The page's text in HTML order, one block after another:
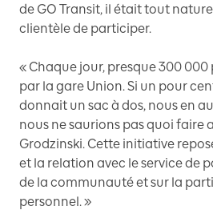
de GO Transit, il était tout
clientèle de participer.
« Chaque jour, presque 300
par la gare Union. Si un pour
donnait un sac à dos, nous en
nous ne saurions pas quoi faire
Grodzinski. Cette initiative
et la relation avec le service de
de la communauté et sur la
personnel. »